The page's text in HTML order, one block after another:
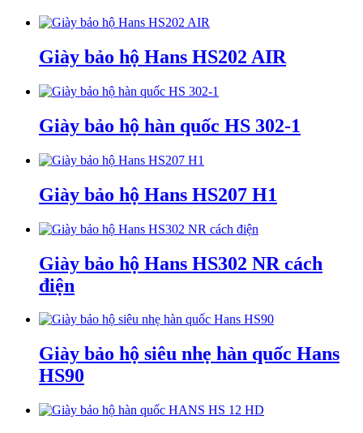
Giày bảo hộ Hans HS202 AIR
Giày bảo hộ hàn quốc HS 302-1
Giày bảo hộ Hans HS207 H1
Giày bảo hộ Hans HS302 NR cách
điện
Giày bảo hộ siêu nhẹ hàn quốc Hans
HS90